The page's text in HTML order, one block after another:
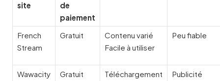
site
de
paiement
French
Stream
Gratuit
Contenu varié
Facile à utiliser
Peu fiable
Wawacity Gratuit
Téléchargement
Publicité